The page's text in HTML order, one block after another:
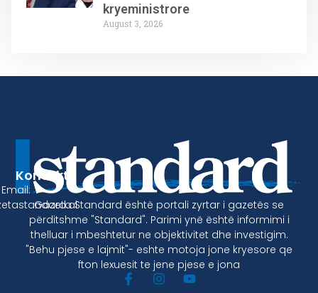
kryeministrore
August 3, 2026
Gazeta Standard është portali zyrtar i gazetës se
përditshme "Standard". Parimi ynë është informimi i
thelluar i mbeshtetur ne objektivitet dhe investigim.
"Behu pjese e lajmit"- eshte motoja jone kryesore qe
fton lexuesit te jene pjese e jona
Kontakt
Email: